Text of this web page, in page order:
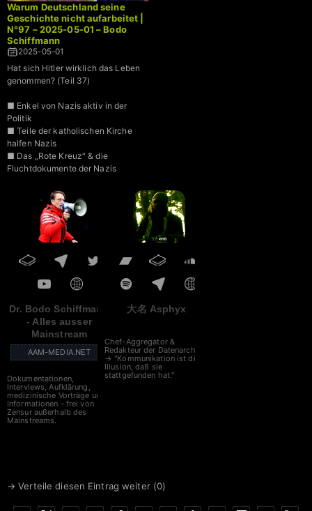
Warum Deutschland seine
Geschichte nicht aufarbeitet |
N°97 – 2025-05-01 – Bodo
Schiffmann
2025-05-01
Hat sich Hitler wirklich das Leben
genommen? (Teil 37)
■ Enkel von Nazis aktiv in der
Politik
■ Teile der katholischen Kirche
halfen Nazis
■ Das „Rote Kreuz“ & die
Fluchtdokumente der Nazis
■ NATO – Gemeinsam gegen
Dr. Bodo Schiffmann
- Alles ausser
Mainstream
AAM-MEDIA.NET
Dokumentationen,
Interviews, Aufklärung,
medizinische Vorträge und
Informationen - frei von
Zensur außerhalb des
Mainstreams.
大名 Asphyx
Chef-Aggregator &
Redakteur der Datenarche
→ "Kommunikation ist die
Illusion, daß sie
stattgefunden hat."
→ Verteile diesen Eintrag weiter (0)